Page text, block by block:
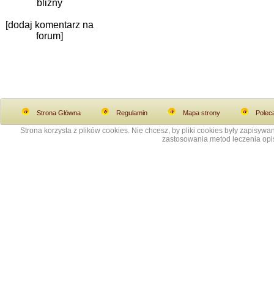
blizny
[dodaj komentarz na
forum]
Strona Główna Regulamin Mapa strony
Strona korzysta z plików cookies. Nie chcesz, by pliki cookies były
zastosowania metod leczenia